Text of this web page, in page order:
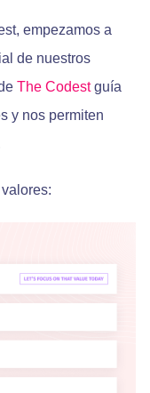
empezamos a
de nuestros
The Codestguía
y nos permiten